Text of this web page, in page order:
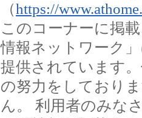
（https://
このコーナーに掲
情報ネットワーク
提供されています
の努力をしており
ん。 利用者のみな